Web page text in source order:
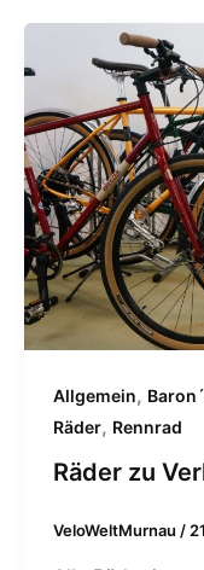
Allgemein,
Räder, Rennrad
Räder zu
VeloWeltMurnau /